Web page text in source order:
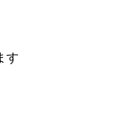
す